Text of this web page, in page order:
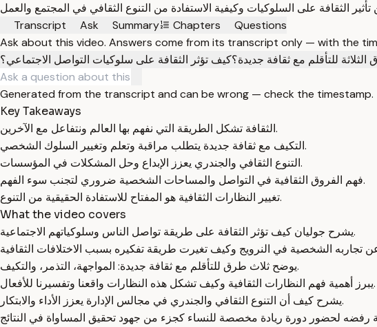
Transcript
Ask Summary Chapters
Questions
Ask about this video. Answers come from its transcript only — with the
كيف تؤثر الثقافة على سلوكيات التواصل الاجتماعي؟للتأقلم مع ثقافة جديدة؟
Generated from the transcript and can be wrong — check the timestamp.
Key Takeaways
الثقافة تشكل الطريقة التي نفهم بها العالم ونتفاعل مع الآخرين.
التكيف مع ثقافة جديدة يتطلب مراقبة وتعلم وتغيير السلوك الشخصي.
التنوع الثقافي والجندري يعزز الإبداع وحل المشكلات في المؤسسات.
فهم الفروق الثقافية في التواصل والمساحات الشخصية ضروري لتجنب سوء الفهم.
تغيير النظارات الثقافية هو المفتاح للاستفادة الحقيقية من التنوع.
What the video covers
يشرح جوليان كيف تؤثر الثقافة على طريقة تواصل الناس وسلوكياتهم الاجتماعية.
يوضح ثلاث طرق للتأقلم مع ثقافة جديدة: المواجهة، التذمر، والتكيف.
يبرز أهمية فهم النظارات الثقافية وكيف تشكل هذه النظارات واقعنا وتفسيرنا للأفعال.
يشرح كيف أن التنوع الثقافي والجندري في مجالس الإدارة يعزز الأداء والابتكار.